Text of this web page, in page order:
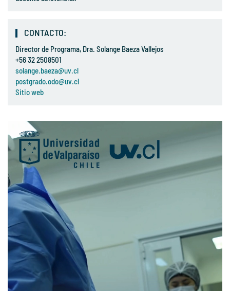
CONTACTO:
Director de Programa, Dra. Solange Baeza Vallejos
+56 32 2508501
solange.baeza@uv.cl
postgrado.odo@uv.cl
Sitio web